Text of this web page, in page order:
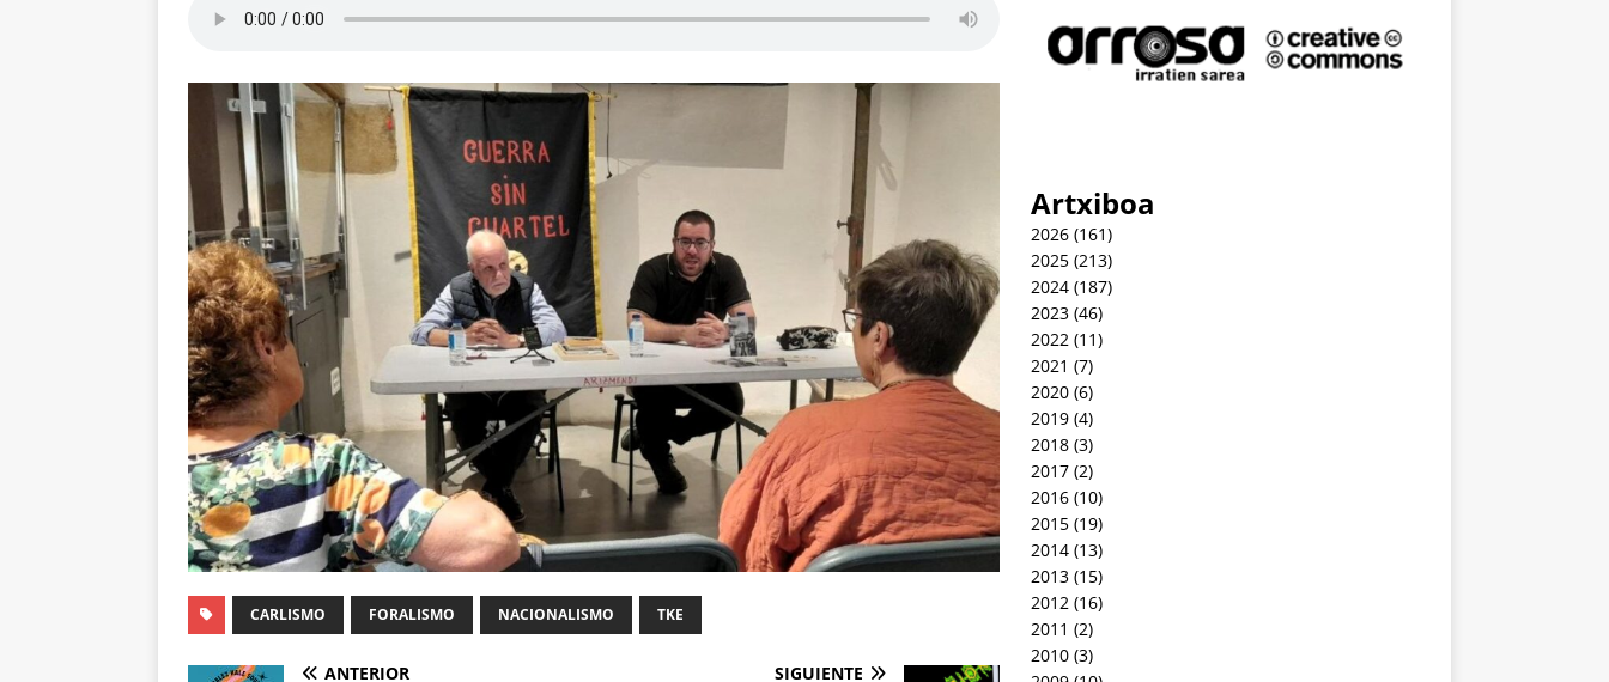
CARLISMO FORALISMO NACIONALISMO TKE
ANTERIOR SIGUIENTE
Artxiboa
2026(161)
2025(213)
2024(187)
2023(46)
2022 (11)
2021 (7)
2020(6)
2019(4)
2018(3)
2017(2)
2016(10)
2015(19)
2014(13)
2013(15)
2012 (16)
2011 (2)
2010(3)